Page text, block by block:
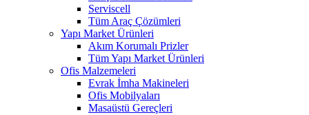
Serviscell
Tüm Araç Çözümleri
Yapı Market Ürünleri
Akım Korumalı Prizler
Tüm Yapı Market Ürünleri
Ofis Malzemeleri
Evrak İmha Makineleri
Ofis Mobilyaları
Masaüstü Gereçleri